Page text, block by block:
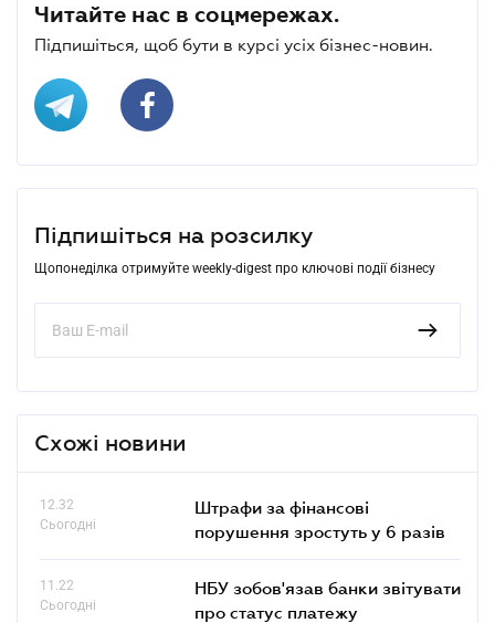
Читайте нас в соцмережах.
Підпишіться, щоб бути в курсі усіх бізнес-новин.
Підпишіться на розсилку
Щопонеділка отримуйте weekly-digest про ключові події бізнесу
Схожі новини
12.32
Сьогодні
Штрафи за фінансові
порушення зростуть у 6 разів
11.22
Сьогодні
НБУ зобов'язав банки звітувати
про статус платежу